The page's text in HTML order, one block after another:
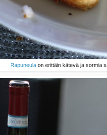
Rapuneulaon erittäin kätevä ja sormia